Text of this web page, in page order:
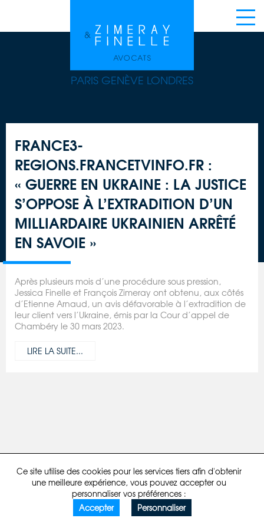
Ce site utilise des cookies pour les services tiers afin d'obtenir
une meilleure expérience, vous pouvez accepter ou
personnaliser vos préférences :
Accepter
Personnaliser
PARIS GENÈVE LONDRES
FRANCE3-
REGIONS.FRANCETVINFO.FR :
« GUERRE EN UKRAINE : LA JUSTICE
S’OPPOSE À L’EXTRADITION D’UN
MILLIARDAIRE UKRAINIEN ARRÊTÉ
EN SAVOIE »
Après plusieurs mois d’une procédure sous pression,
Jessica Finelle et François Zimeray ont obtenu, aux côtés
d’Etienne Arnaud, un avis défavorable à l’extradition de
leur client vers l’Ukraine, émis par la Cour d’appel de
Chambéry le 30 mars 2023.
LIRE LA SUITE...
Mentions légales Politique de confidentialité Developpé par comstep